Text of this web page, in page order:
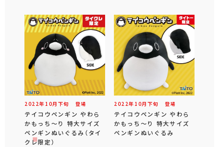
2022年 10月 下旬 登場
テイコウペンギン やわら
かもっち～り 特大サイズ
ペンギンぬいぐるみ（タイ
クレ限定）
2022年 10月 下旬 登場
テイコウペンギン やわら
かもっち～り 特大サイズ
ペンギンぬいぐるみ